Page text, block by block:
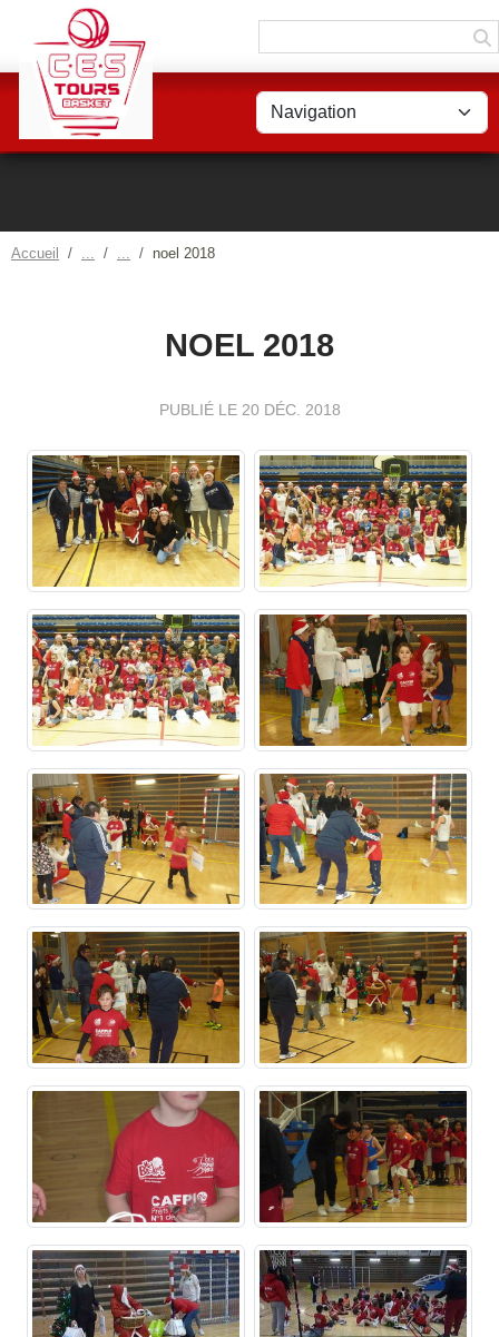
Accueil noel 2018
NOEL 2018
PUBLIÉ LE 20 DÉC. 2018
Panneau de gestion des cookies